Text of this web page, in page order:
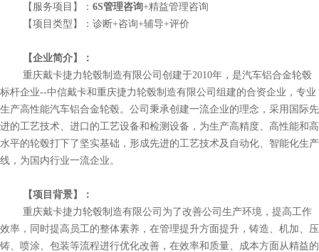
【服务项目】： 6S管理咨询+精益管理咨询
【项目类型】： 诊断+咨询+辅导+评价
【企业简介】：
重庆戴卡捷力轮毂制造有限公司创建于2010年，是汽车铝合金轮毂
标杆企业--中信戴卡和重庆捷力轮毂制造有限公司组建的合资企业，专业
生产高性能汽车铝合金轮毂。公司秉承创建一流企业的理念，采用国际先
进的工艺技术、进口的工艺设备和检测设备，为生产高精度、高性能和高
水平的轮毂打下了坚实基础，形成先进的工艺技术及自动化、智能化生产
线，为国内行业一流企业。
【项目背景】：
重庆戴卡捷力轮毂制造有限公司为了改善公司生产环境，提高工作
效率，同时提高员工的整体素养，在管理提升方面提升，铸造、机加、压
铸、喷涂、包装等流程进行优化改善，在效率和质量、成本方面从精益的